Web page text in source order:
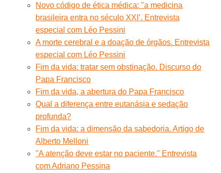
Novo código de ética médica: "a medicina
brasileira entra no século XXI’. Entrevista
especial com Léo Pessini
A morte cerebral e a doação de órgãos. Entrevista
especial com Léo Pessini
Fim da vida: tratar sem obstinação. Discurso do
Papa Francisco
Fim da vida, a abertura do Papa Francisco
Qual a diferença entre eutanásia e sedação
profunda?
Fim da vida: a dimensão da sabedoria. Artigo de
Alberto Melloni
''A atenção deve estar no paciente.'' Entrevista
com Adriano Pessina